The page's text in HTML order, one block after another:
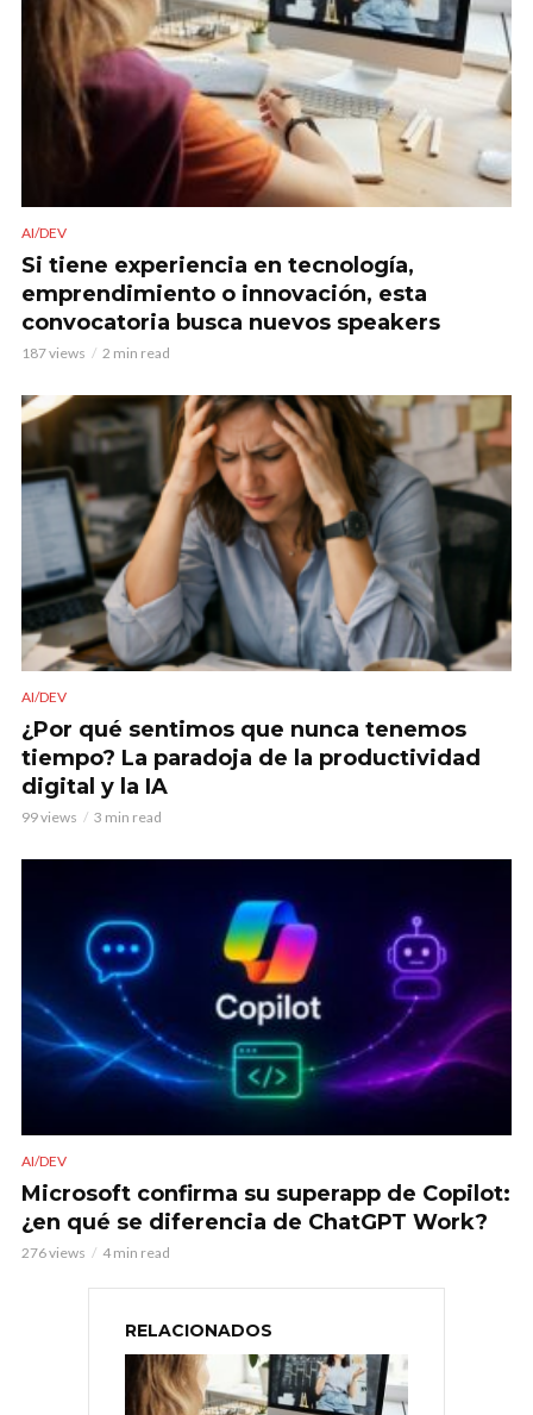
AI/DEV
Si tiene experiencia en tecnología,
emprendimiento o innovación, esta
convocatoria busca nuevos speakers
187 views 2 min read
AI/DEV
¿Por qué sentimos que nunca tenemos
tiempo? La paradoja de la productividad
digital y la IA
99 views 3 min read
AI/DEV
Microsoft confirma su superapp de Copilot:
¿en qué se diferencia de ChatGPT Work?
276 views 4 min read
RELACIONADOS